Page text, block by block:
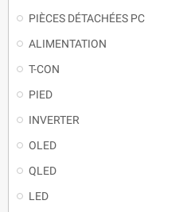
PIÈCES DÉTACHÉES PC
ALIMENTATION
T-CON
PIED
INVERTER
OLED
QLED
LED